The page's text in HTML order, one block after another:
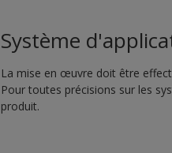
Système
La mise en œuvre doit être
Pour toutes précisions sur les
produit.